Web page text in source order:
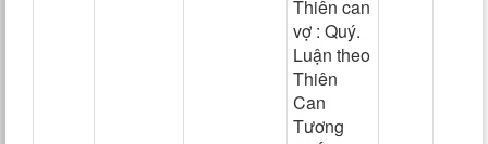
Thiên can
vợ : Quý.
Luận theo
Thiên
Can
Tương